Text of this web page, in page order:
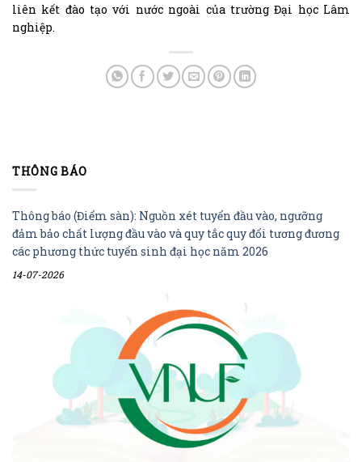
liên kết đào tạo với nước ngoài của trường Đại học Lâm
nghiệp.
THÔNG BÁO
Thông báo (Điểm sàn): Nguồn xét tuyển đầu vào, ngưỡng
đảm bảo chất lượng đầu vào và quy tắc quy đổi tương đương
các phương thức tuyển sinh đại học năm 2026
14-07-2026